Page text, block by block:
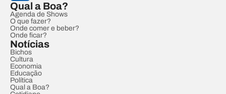
Qual a Boa?
Agenda de Shows
O que fazer?
Onde comer e beber?
Onde ficar?
Notícias
Bichos
Cultura
Economia
Educação
Política
Qual a Boa?